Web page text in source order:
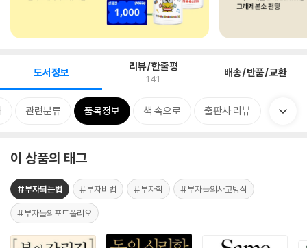
도서정보 리뷰/한줄평
141 배송/반품/교환
관련분류 품목정보 책 속으로 출판사 리뷰
이 상품의 태그
#부자되는법 #부자비법 #부자학 #부자들의사고방식
#부자들의포트폴리오